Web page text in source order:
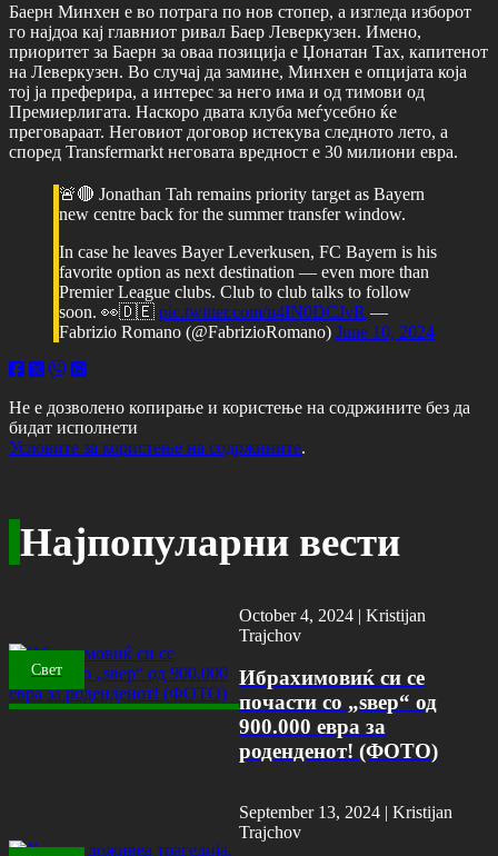
Баерн Минхен е во потрага по нов стопер, а изгледа изборот
го најдоа кај главниот ривал Баер Леверкузен. Имено,
приоритет за Баерн за оваа позиција е Џонатан Тах, капитенот
на Леверкузен. Во случај да замине, Минхен е опцијата која
тој ја преферира, а интерес за него има и од тимови од
Премиерлигата. Наскоро двата клуба меѓусебно ќе
преговараат. Неговиот договор истекува следното лето, а
според Transfermarkt неговата вредност е 30 милиони евра.
🚨🔴 Jonathan Tah remains priority target as Bayern
new centre back for the summer transfer window.
In case he leaves Bayer Leverkusen, FC Bayern is his
favorite option as next destination — even more than
Premier League clubs. Club to club talks to follow
soon. 👀🇩🇪 pic.twitter.com/n4IN0DCJvR —
Fabrizio Romano (@FabrizioRomano) June 10, 2024
Не е дозволено копирање и користење на содржините без да
бидат исполнети
Условите за користење на содржините.
Најпопуларни вести
Свет
October 4, 2024 |Kristijan
Trajchov
Ибрахимовиќ си се
почасти со „ѕвер“ од
900.000 евра за
роденденот! (ФОТО)
September 13, 2024 | Kristijan
Trajchov